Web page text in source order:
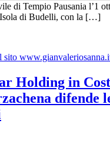
di Tempio Pausania l’1
di Budelli, con la […]
Holding in
difende